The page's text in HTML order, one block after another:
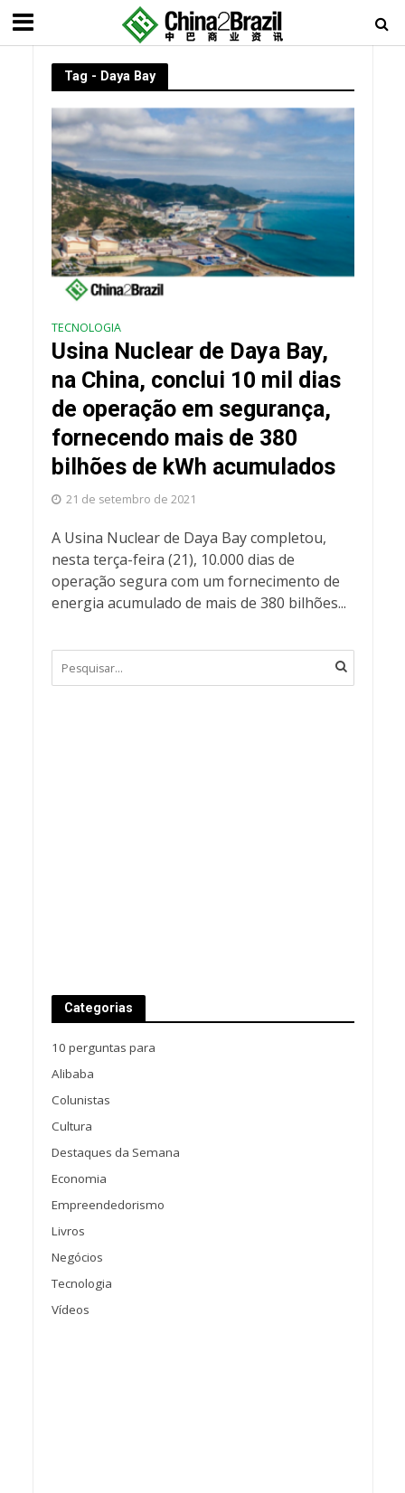
Tag - Daya Bay
TECNOLOGIA
Usina Nuclear de Daya Bay,
na China, conclui 10 mil dias
de operação em segurança,
fornecendo mais de 380
bilhões de kWh acumulados
21 de setembro de 2021
A Usina Nuclear de Daya Bay completou,
nesta terça-feira (21), 10.000 dias de
operação segura com um fornecimento de
energia acumulado de mais de 380 bilhões...
Categorias
10 perguntas para
Alibaba
Colunistas
Cultura
Destaques da Semana
Economia
Empreendedorismo
Livros
Negócios
Tecnologia
Vídeos